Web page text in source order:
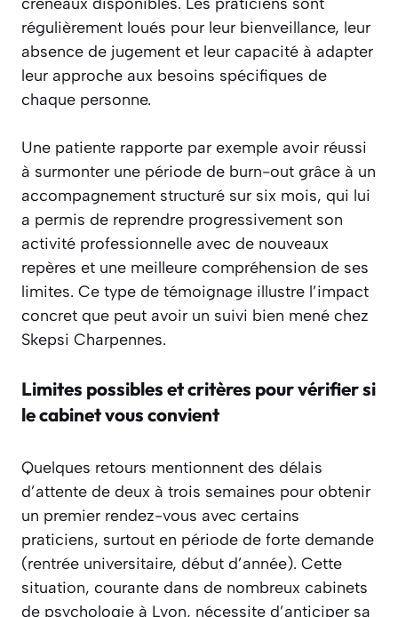
créneaux disponibles. Les praticiens sont
régulièrement loués pour leur bienveillance, leur
absence de jugement et leur capacité à adapter
leur approche aux besoins spécifiques de
chaque personne.
Une patiente rapporte par exemple avoir réussi
à surmonter une période de burn-out grâce à un
accompagnement structuré sur six mois, qui lui
a permis de reprendre progressivement son
activité professionnelle avec de nouveaux
repères et une meilleure compréhension de ses
limites. Ce type de témoignage illustre l’impact
concret que peut avoir un suivi bien mené chez
Skepsi Charpennes.
Limites possibles et critères pour vérifier si
le cabinet vous convient
Quelques retours mentionnent des délais
d’attente de deux à trois semaines pour obtenir
un premier rendez-vous avec certains
praticiens, surtout en période de forte demande
(rentrée universitaire, début d’année). Cette
situation, courante dans de nombreux cabinets
de psychologie à Lyon, nécessite d’anticiper sa